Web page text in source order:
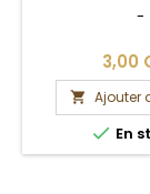
-
3,00
 Ajouter
 En